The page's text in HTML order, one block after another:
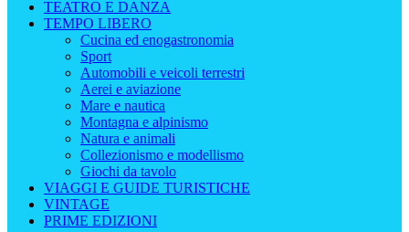
TEATRO E DANZA
TEMPO LIBERO
Cucina ed enogastronomia
Sport
Automobili e veicoli terrestri
Aerei e aviazione
Mare e nautica
Montagna e alpinismo
Natura e animali
Collezionismo e modellismo
Giochi da tavolo
VIAGGI E GUIDE TURISTICHE
VINTAGE
PRIME EDIZIONI